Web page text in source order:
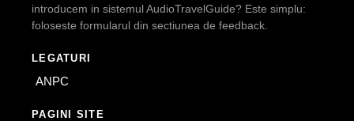
introducem in sistemul AudioTravelGuide? Este simplu:
foloseste formularul din sectiunea de feedback.
LEGATURI
ANPC
PAGINI SITE